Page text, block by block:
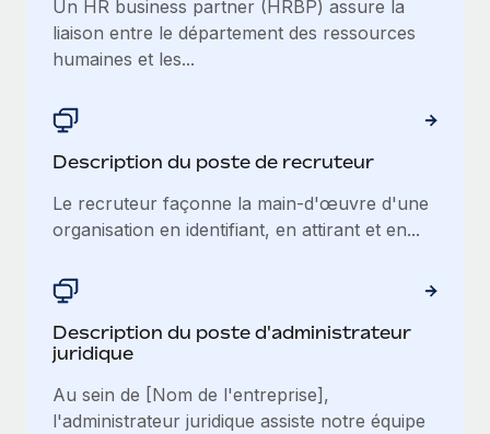
Un HR business partner (HRBP) assure la
liaison entre le département des ressources
humaines et les...
Description du poste de recruteur
Le recruteur façonne la main-d'œuvre d'une
organisation en identifiant, en attirant et en...
Description du poste d'administrateur
juridique
Au sein de [Nom de l'entreprise],
l'administrateur juridique assiste notre équipe